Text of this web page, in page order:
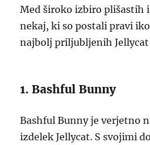
Med široko izbiro plišastih
nekaj, ki so postali pravi
najbolj priljubljenih
1. Bashful Bunny
Bashful Bunny je verjetno
izdelek Jellycat. S svojimi